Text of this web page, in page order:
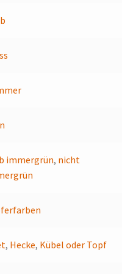
immergrün, nicht
, Hecke, Kübel oder Topf